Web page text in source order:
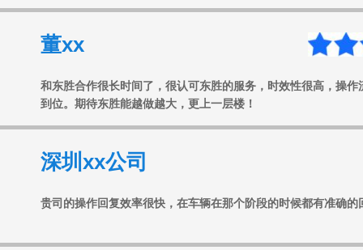
到位。期待东胜能越做越大，更上一层楼！